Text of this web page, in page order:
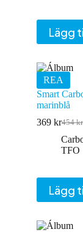
Lägg
REA
Smart
marinblå
454kr
Det
priset
369 krDet
priset
TFO
Lägg